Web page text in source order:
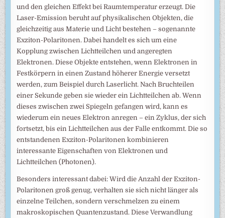
und den gleichen Effekt bei Raumtemperatur erzeugt. Die
Laser-Emission beruht auf physikalischen Objekten, die
gleichzeitig aus Materie und Licht bestehen – sogenannte
Exziton-Polaritonen. Dabei handelt es sich um eine
Kopplung zwischen Lichtteilchen und angeregten
Elektronen. Diese Objekte entstehen, wenn Elektronen in
Festkörpern in einen Zustand höherer Energie versetzt
werden, zum Beispiel durch Laserlicht. Nach Bruchteilen
einer Sekunde geben sie wieder ein Lichtteilchen ab. Wenn
dieses zwischen zwei Spiegeln gefangen wird, kann es
wiederum ein neues Elektron anregen – ein Zyklus, der sich
fortsetzt, bis ein Lichtteilchen aus der Falle entkommt. Die so
entstandenen Exziton-Polaritonen kombinieren
interessante Eigenschaften von Elektronen und
Lichtteilchen (Photonen).
Besonders interessant dabei: Wird die Anzahl der Exziton-
Polaritonen groß genug, verhalten sie sich nicht länger als
einzelne Teilchen, sondern verschmelzen zu einem
makroskopischen Quantenzustand. Diese Verwandlung